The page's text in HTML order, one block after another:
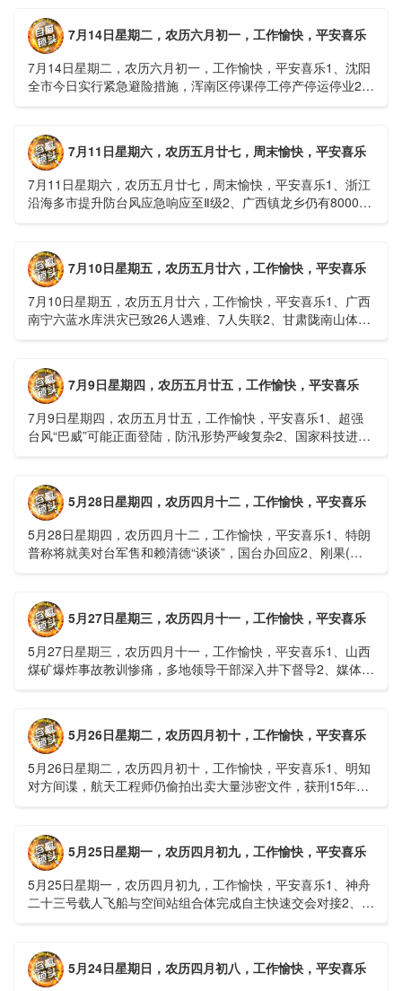
7月14日星期二，农历六月初一，工作愉快，平安喜乐
7月14日星期二，农历六月初一，工作愉快，平安喜乐1、沈阳
全市今日实行紧急避险措施，浑南区停课停工停产停运停业2、
7月11日星期六，农历五月廿七，周末愉快，平安喜乐
7月11日星期六，农历五月廿七，周末愉快，平安喜乐1、浙江
沿海多市提升防台风应急响应至Ⅱ级2、广西镇龙乡仍有8000多
7月10日星期五，农历五月廿六，工作愉快，平安喜乐
7月10日星期五，农历五月廿六，工作愉快，平安喜乐1、广西
南宁六蓝水库洪灾已致26人遇难、7人失联2、甘肃陇南山体滑
7月9日星期四，农历五月廿五，工作愉快，平安喜乐
7月9日星期四，农历五月廿五，工作愉快，平安喜乐1、超强
台风“巴威”可能正面登陆，防汛形势严峻复杂2、国家科技进步
5月28日星期四，农历四月十二，工作愉快，平安喜乐
5月28日星期四，农历四月十二，工作愉快，平安喜乐1、特朗
普称将就美对台军售和赖清德“谈谈”，国台办回应2、刚果(金)
5月27日星期三，农历四月十一，工作愉快，平安喜乐
5月27日星期三，农历四月十一，工作愉快，平安喜乐1、山西
煤矿爆炸事故教训惨痛，多地领导干部深入井下督导2、媒体：
5月26日星期二，农历四月初十，工作愉快，平安喜乐
5月26日星期二，农历四月初十，工作愉快，平安喜乐1、明知
对方间谍，航天工程师仍偷拍出卖大量涉密文件，获刑15年
5月25日星期一，农历四月初九，工作愉快，平安喜乐
5月25日星期一，农历四月初九，工作愉快，平安喜乐1、神舟
二十三号载人飞船与空间站组合体完成自主快速交会对接2、山
5月24日星期日，农历四月初八，工作愉快，平安喜乐